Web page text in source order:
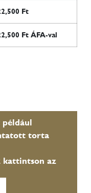
Ft
Ft ÁFA-val
például
torta
kattintson az